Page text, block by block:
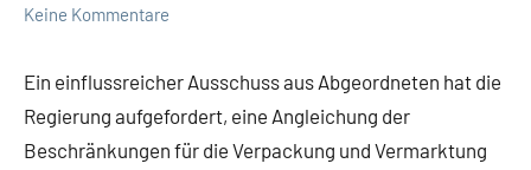
Keine Kommentare
Ein einflussreicher Ausschuss aus Abgeordneten hat die
Regierung aufgefordert, eine Angleichung der
Beschränkungen für die Verpackung und Vermarktung